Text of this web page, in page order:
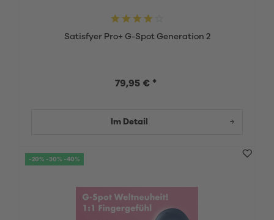
Satisfyer Pro+ G-Spot Generation 2
79,95 € *
Im Detail
-20% -30% -40%